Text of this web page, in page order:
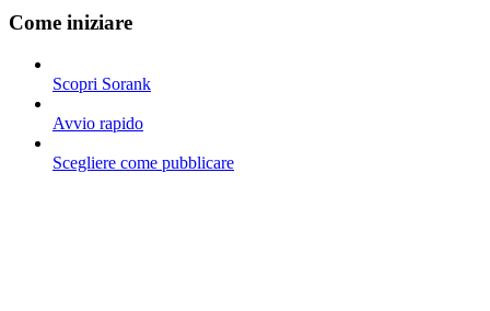
Come iniziare
Scopri Sorank
Avvio rapido
Scegliere come pubblicare